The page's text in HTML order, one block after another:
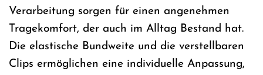
Verarbeitung sorgen für einen angenehmen
Tragekomfort, der auch im Alltag Bestand hat.
Die elastische Bundweite und die verstellbaren
Clips ermöglichen eine individuelle Anpassung,